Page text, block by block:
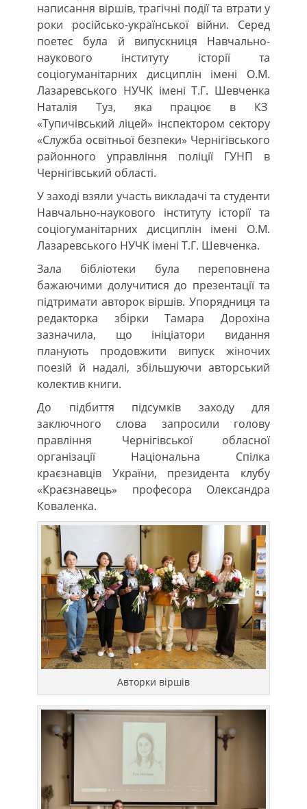
написання віршів, трагічні події та втрати у
роки російсько-української війни. Серед
поетес була й випускниця Навчально-
наукового інституту історії та
соціогуманітарних дисциплін імені О.М.
Лазаревського НУЧК імені Т.Г. Шевченка
Наталія Туз, яка працює в КЗ
«Тупичівський ліцей» інспектором сектору
«Служба освітньої безпеки» Чернігівського
районного управління поліції ГУНП в
Чернігівський області.
У заході взяли участь викладачі та студенти
Навчально-наукового інституту історії та
соціогуманітарних дисциплін імені О.М.
Лазаревського НУЧК імені Т.Г. Шевченка.
Зала бібліотеки була переповнена
бажаючими долучитися до презентації та
підтримати авторок віршів. Упорядниця та
редакторка збірки Тамара Дорохіна
зазначила, що ініціатори видання
планують продовжити випуск жіночих
поезій й надалі, збільшуючи авторський
колектив книги.
До підбиття підсумків заходу для
заключного слова запросили голову
правління Чернігівської обласної
організації Національна Спілка
краєзнавців України, президента клубу
«Краєзнавець» професора Олександра
Коваленка.
Авторки віршів